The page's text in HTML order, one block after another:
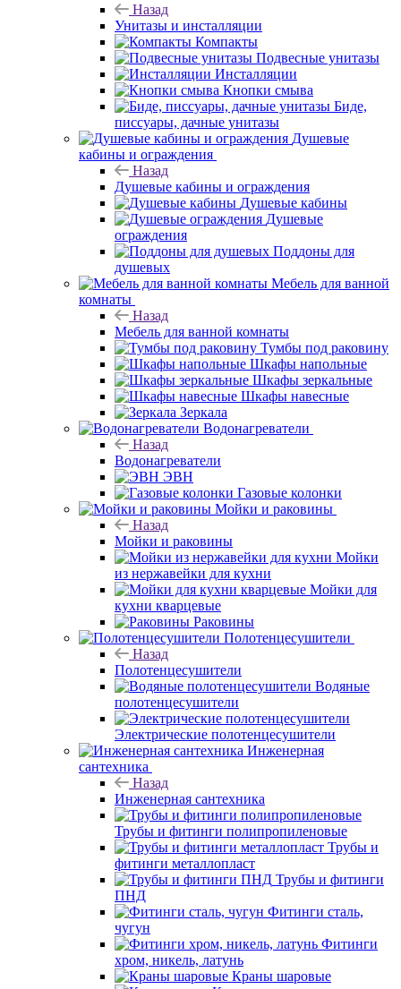
Назад
Унитазы и инсталляции
Компакты
Подвесные унитазы
Инсталляции
Кнопки смыва
Биде,
писсуары, дачные унитазы
Душевые
кабины и ограждения
Назад
Душевые кабины и ограждения
Душевые кабины
Душевые
ограждения
Поддоны для
душевых
Мебель для ванной
комнаты
Назад
Мебель для ванной комнаты
Тумбы под раковину
Шкафы напольные
Шкафы зеркальные
Шкафы навесные
Зеркала
Водонагреватели
Назад
Водонагреватели
ЭВН
Газовые колонки
Мойки и раковины
Назад
Мойки и раковины
Мойки
из нержавейки для кухни
Мойки для
кухни кварцевые
Раковины
Полотенцесушители
Назад
Полотенцесушители
Водяные
полотенцесушители
Электрические полотенцесушители
Инженерная
сантехника
Назад
Инженерная сантехника
Трубы и фитинги полипропиленовые
Трубы и
фитинги металлопласт
Трубы и фитинги
ПНД
Фитинги сталь,
чугун
Фитинги
хром, никель, латунь
Краны шаровые